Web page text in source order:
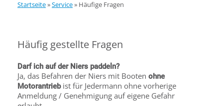
Startseite»Service» Häufige Fragen
Häufig gestellte Fragen
Darf ich auf der Niers paddeln?
Ja, das Befahren der Niers mit Booten ohne
Motorantriebist für Jedermann ohne vorherige
Anmeldung / Genehmigung auf eigene Gefahr